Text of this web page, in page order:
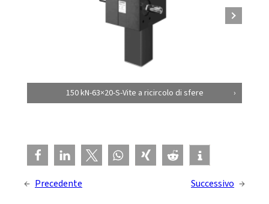
150 kN-63×20-S-Vite a ricircolo di sfere
← Precedente Successivo →